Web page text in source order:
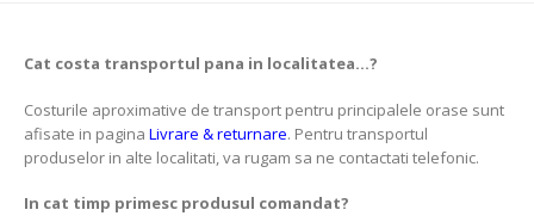
Cat costa transportul pana in localitatea…?
Costurile aproximative de transport pentru principalele orase sunt
afisate in pagina Livrare & returnare. Pentru transportul
produselor in alte localitati, va rugam sa ne contactati telefonic.
In cat timp primesc produsul comandat?